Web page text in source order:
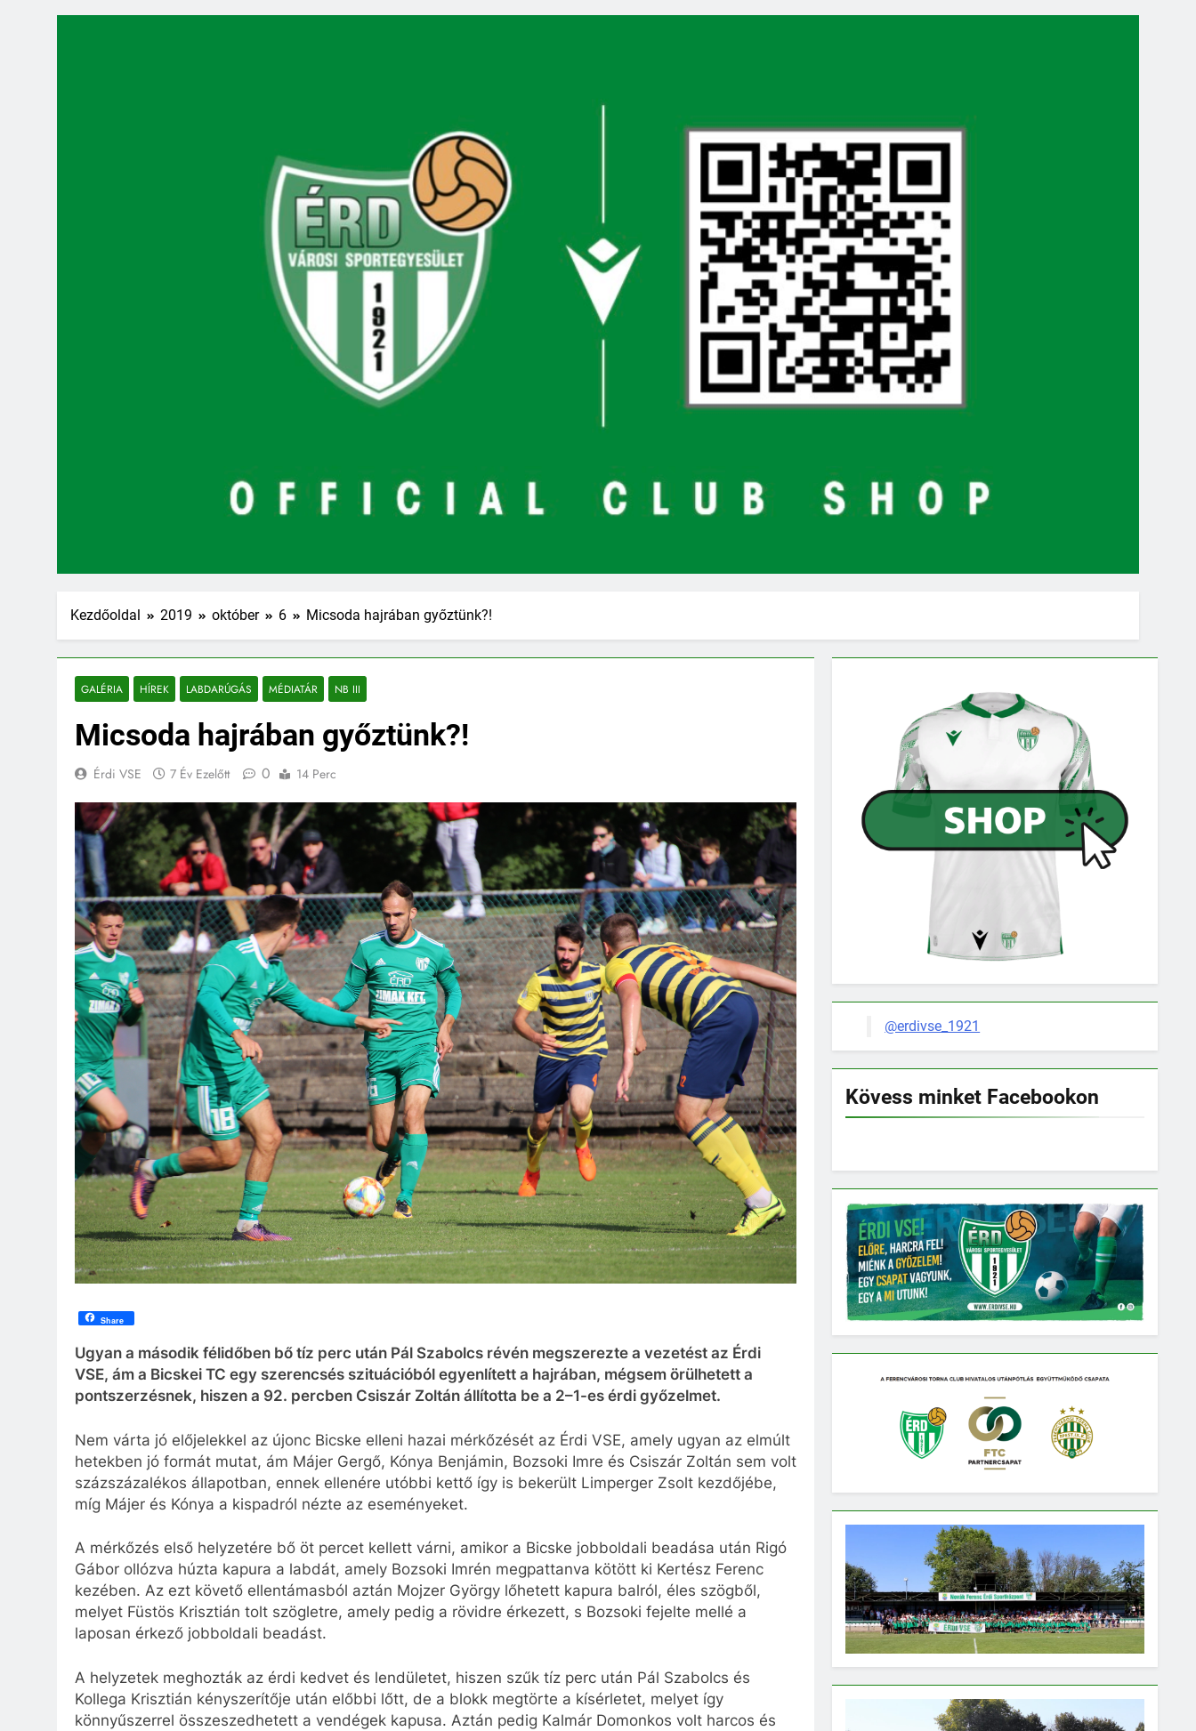
Kezdőoldal 2019 október 6 Micsoda hajrában győztünk?!
GALÉRIA HÍREK LABDARÚGÁS MÉDIATÁR NB III
Micsoda hajrában győztünk?!
Érdi VSE 7 Év Ezelőtt 0 14 Perc
Share
Ugyan a második félidőben bő tíz perc után Pál Szabolcs révén megszerezte a vezetést az Érdi
VSE, ám a Bicskei TC egy szerencsés szituációból egyenlített a hajrában, mégsem örülhetett a
pontszerzésnek, hiszen a 92. percben Csiszár Zoltán állította be a 2–1-es érdi győzelmet.
Nem várta jó előjelekkel az újonc Bicske elleni hazai mérkőzését az Érdi VSE, amely ugyan az elmúlt
hetekben jó formát mutat, ám Májer Gergő, Kónya Benjámin, Bozsoki Imre és Csiszár Zoltán sem volt
százszázalékos állapotban, ennek ellenére utóbbi kettő így is bekerült Limperger Zsolt kezdőjébe,
míg Májer és Kónya a kispadról nézte az eseményeket.
A mérkőzés első helyzetére bő öt percet kellett várni, amikor a Bicske jobboldali beadása után Rigó
Gábor ollózva húzta kapura a labdát, amely Bozsoki Imrén megpattanva kötött ki Kertész Ferenc
kezében. Az ezt követő ellentámasból aztán Mojzer György lőhetett kapura balról, éles szögből,
melyet Füstös Krisztián tolt szögletre, amely pedig a rövidre érkezett, s Bozsoki fejelte mellé a
laposan érkező jobboldali beadást.
A helyzetek meghozták az érdi kedvet és lendületet, hiszen szűk tíz perc után Pál Szabolcs és
Kollega Krisztián kényszerítője után előbbi lőtt, de a blokk megtörte a kísérletet, melyet így
könnyűszerrel összeszedhetett a vendégek kapusa. Aztán pedig Kalmár Domonkos volt harcos és
@erdivse_1921
Kövess minket Facebookon